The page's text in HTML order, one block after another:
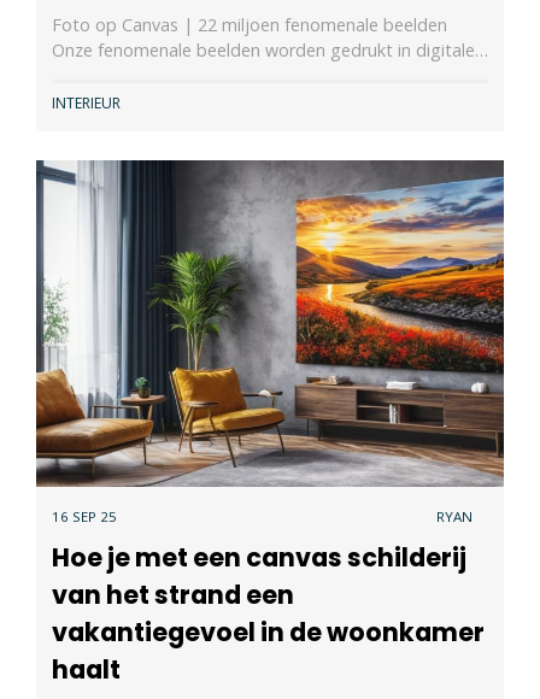
Foto op Canvas | 22 miljoen fenomenale beelden
Onze fenomenale beelden worden gedrukt in digitale…
INTERIEUR
16 SEP 25 RYAN
Hoe je met een canvas schilderij
van het strand een
vakantiegevoel in de woonkamer
haalt